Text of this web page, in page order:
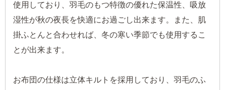
使用しており、羽毛のもつ特徴の優れた保温性、吸放
湿性が秋の夜長を快適にお過ごし出来ます。また、肌
掛ふとんと合わせれば、冬の寒い季節でも使用するこ
とが出来ます。
お布団の仕様は立体キルトを採用しており、羽毛のふ